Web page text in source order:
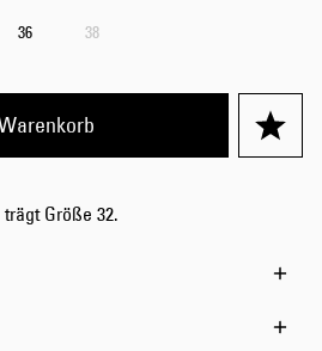
36 38
Größe 32.